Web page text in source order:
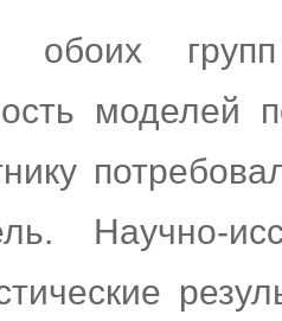
обоих
Научно-